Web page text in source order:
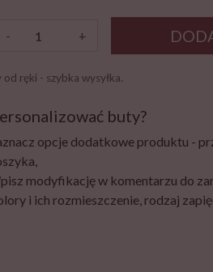
- +
ręki - szybka wysyłka.
buty?
opcje dodatkowe produktu -
modyfikację w komentarzu do
i ich rozmieszczenie, rodzaj